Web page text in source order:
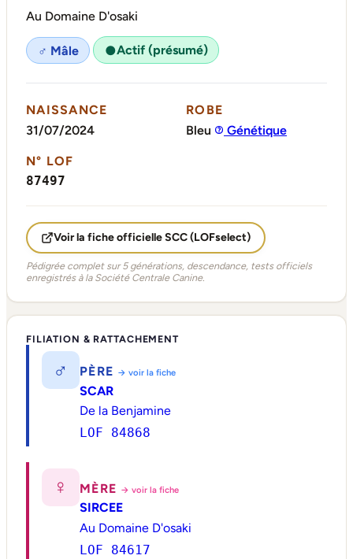
Au Domaine D'osaki
♂ Mâle ●Actif (présumé)
NAISSANCE
31/07/2024
ROBE
Bleu
Génétique
N° LOF
87497
Voir la fiche officielle SCC (LOFselect)
Pédigrée complet sur 5 générations, descendance, tests officiels
enregistrés à la Société Centrale Canine.
FILIATION & RATTACHEMENT
♂ PÈRE → voir la fiche
SCAR
De la Benjamine
LOF 84868
♀ MÈRE → voir la fiche
SIRCEE
Au Domaine D'osaki
LOF 84617